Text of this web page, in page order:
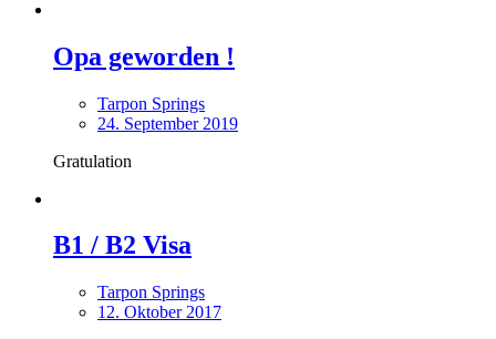
Opa geworden !
Tarpon Springs
24. September 2019
Gratulation
B1 / B2 Visa
Tarpon Springs
12. Oktober 2017